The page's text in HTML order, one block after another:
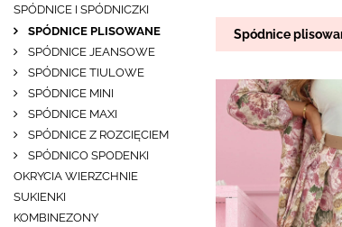
SPÓDNICE I SPÓDNICZKI
SPÓDNICE PLISOWANE
SPÓDNICE JEANSOWE
SPÓDNICE TIULOWE
SPÓDNICE MINI
SPÓDNICE MAXI
SPÓDNICE Z ROZCIĘCIEM
SPÓDNICO SPODENKI
OKRYCIA WIERZCHNIE
SUKIENKI
KOMBINEZONY
Spódnice